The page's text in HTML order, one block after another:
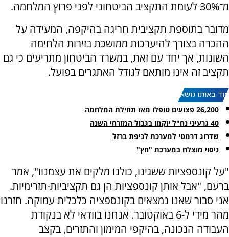
מ־30% לעומת התקציב הביטחוני לפני פרוץ המלחמה.
מדובר בתוספת תקציבית חריגה בהיקפה, המעידה על
ההכרה בצורך להיערכות ממושכת בזירות הלחימה
השונות, אך יחד עם זאת, במשרד הביטחון מתריעים כי גם
תקציב זה אינו מותאם לגודל האתגרים בפועל.
עוד באותו נושא:
26,200 פצועים טופלו מאז תחילת המלחמה
40 גרעיני נח"ל יוקמו בגבול המזרחי השנה
שדרוג דרמטי למערכת לכיפת ברזל
ניסוי מוצלח במערכת "חץ"
"על קונספציות ששגינו, כולנו מלקים את עצמנוו", אמר
ברעם, "אבל אותן קונספציות הן גם תקציביות-תזרימיות.
אני סבור שאנו נמצאים בקונספציה כלכלית עמוקה. חזרנו
מהר מידי ל-6 באוקטובר. אנחנו בוודאי לא בנקודת
העבודה הנכונה, בהיקפי המימון והתזרים, בקצב